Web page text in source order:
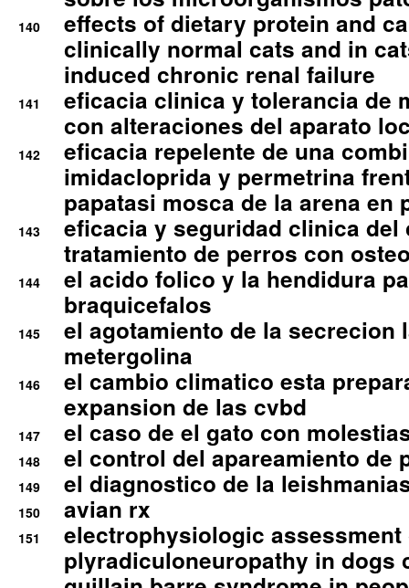
140
effects of dietary protein and
clinically normal cats and in
induced chronic renal failure
141
eficacia clinica y tolerancia de
con alteraciones del aparato
142
eficacia repelente de una
imidacloprida y permetrina
papatasi mosca de la arena en
143
eficacia y seguridad clinica del
tratamiento de perros con
144
el acido folico y la hendidura
braquicefalos
145
el agotamiento de la secrecion
metergolina
146
el cambio climatico esta
expansion de las cvbd
147 el caso de el gato con
148 el control del apareamiento de
149 el diagnostico de la
150 avian rx
151
electrophysiologic assessment
plyradiculoneuropathy in dogs